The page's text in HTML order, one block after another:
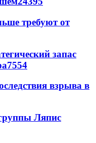
требуют от
запас
7554
взрыва в
Ляпис